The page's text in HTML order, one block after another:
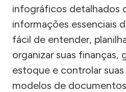
infográficos detalhados
informações essenciais
fácil de entender,
organizar suas finanças,
estoque e controlar
modelos de documentos